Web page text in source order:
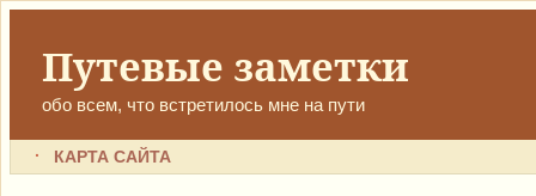
Путевые заметки
обо всем, что встретилось мне на пути
КАРТА САЙТА